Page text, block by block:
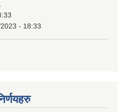
- 18:33